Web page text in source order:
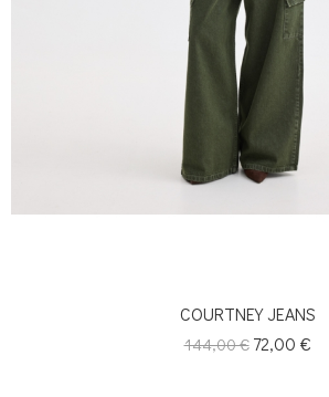
COURTNEY JEANS
Κανονική
144,00 € Τιμή
72,00 €